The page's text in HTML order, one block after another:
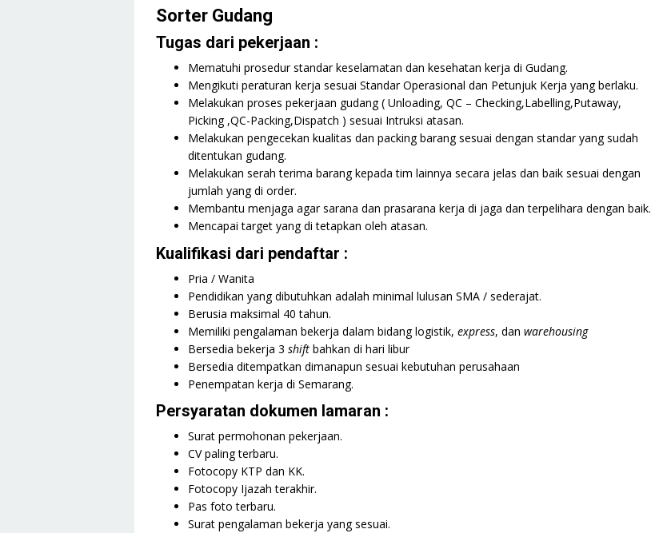
Sorter Gudang
Tugas dari pekerjaan :
Mematuhi prosedur standar keselamatan dan kesehatan kerja di Gudang.
Mengikuti peraturan kerja sesuai Standar Operasional dan Petunjuk Kerja yang berlaku.
Melakukan proses pekerjaan gudang ( Unloading, QC – Checking,Labelling,Putaway,
Picking ,QC-Packing,Dispatch ) sesuai Intruksi atasan.
Melakukan pengecekan kualitas dan packing barang sesuai dengan standar yang sudah
ditentukan gudang.
Melakukan serah terima barang kepada tim lainnya secara jelas dan baik sesuai dengan
jumlah yang di order.
Membantu menjaga agar sarana dan prasarana kerja di jaga dan terpelihara dengan baik.
Mencapai target yang di tetapkan oleh atasan.
Kualifikasi dari pendaftar :
Pria / Wanita
Pendidikan yang dibutuhkan adalah minimal lulusan SMA / sederajat.
Berusia maksimal 40 tahun.
Memiliki pengalaman bekerja dalam bidang logistik, express, dan warehousing
Bersedia bekerja 3 shift bahkan di hari libur
Bersedia ditempatkan dimanapun sesuai kebutuhan perusahaan
Penempatan kerja di Semarang.
Persyaratan dokumen lamaran :
Surat permohonan pekerjaan.
CV paling terbaru.
Fotocopy KTP dan KK.
Fotocopy Ijazah terakhir.
Pas foto terbaru.
Surat pengalaman bekerja yang sesuai.